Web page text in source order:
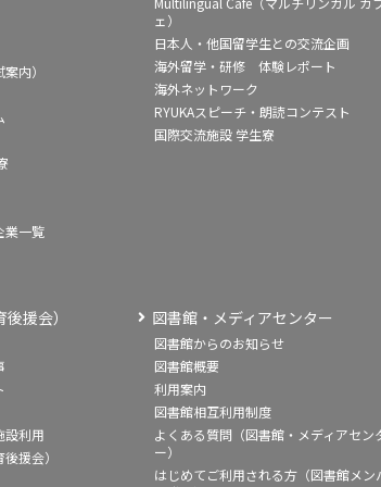
内）
業一覧
ェ）
日本人・他国留学生との交流企画
海外留学・研修 体験レポート
海外ネットワーク
RYUKAスピーチ・朗読コンテスト
国際交流施設 学生寮
援会）
設利用
援会）
図書館・メディアセンター
図書館からのお知らせ
図書館概要
利用案内
図書館相互利用制度
よくある質問（図書館・メディアセン
ー）
はじめてご利用される方（図書館メン